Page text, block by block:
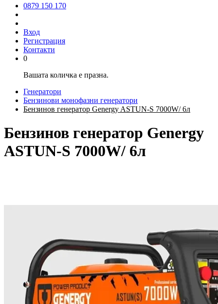
0879 150 170
Вход
Регистрация
Контакти
0
Вашата количка е празна.
Генератори
Бензинови монофазни генератори
Бензинов генератор Genergy ASTUN-S 7000W/ 6л
Бензинов генератор Genergy
ASTUN-S 7000W/ 6л